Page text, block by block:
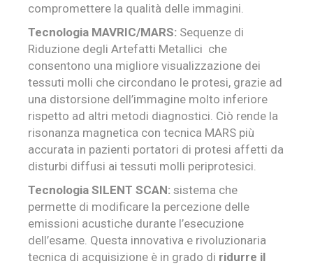
compromettere la qualità delle immagini.
Tecnologia MAVRIC/MARS: Sequenze di
Riduzione degli Artefatti Metallici che
consentono una migliore visualizzazione dei
tessuti molli che circondano le protesi, grazie ad
una distorsione dell’immagine molto inferiore
rispetto ad altri metodi diagnostici. Ciò rende la
risonanza magnetica con tecnica MARS più
accurata in pazienti portatori di protesi affetti da
disturbi diffusi ai tessuti molli periprotesici.
Tecnologia SILENT SCAN:sistema che
permette di modificare la percezione delle
emissioni acustiche durante l’esecuzione
dell’esame. Questa innovativa e rivoluzionaria
tecnica di acquisizione è in grado di ridurre il